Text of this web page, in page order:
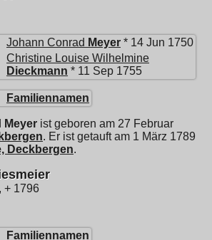
Johann Conrad Meyer * 14 Jun 1750
Christine Louise Wilhelmine
Dieckmann * 11 Sep 1755
Familiennamen
Meyer ist geboren am 27 Februar
. Er ist getauft am 1 März 1789
Deckbergen.
+ 1796
Familiennamen